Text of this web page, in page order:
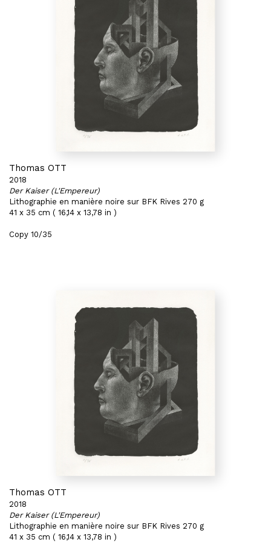
Thomas OTT
2018
Der Kaiser (L'Empereur)
Lithographie en manière noire sur BFK Rives 270 g
41 x 35 cm ( 16,14 x 13,78 in )
Copy 10/35
Thomas OTT
2018
Der Kaiser (L'Empereur)
Lithographie en manière noire sur BFK Rives 270 g
41 x 35 cm ( 16,14 x 13,78 in )